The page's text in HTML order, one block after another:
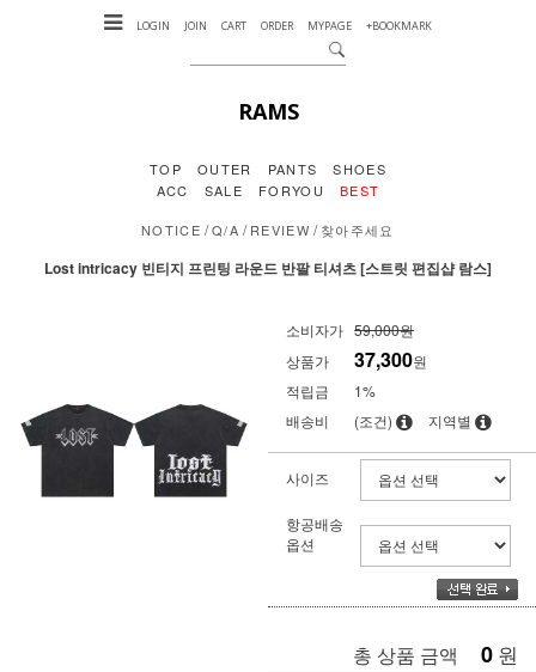
LOGIN JOIN CART ORDER MYPAGE +BOOKMARK
RAMS
TOP OUTER PANTS
SHOES
ACC
SALE FORYOU BEST
NOTICE /Q/A /REVIEW /찾아주세요
Lost intricacy 빈티지 프린팅 라운드 반팔 티셔츠 [스트릿 편집샵 람스]
소비자가 59,000원
상품가
37,300원
적립금
1%
배송비
(조건) 지역별
사이즈
항공배송
옵션
총 상품 금액 0 원